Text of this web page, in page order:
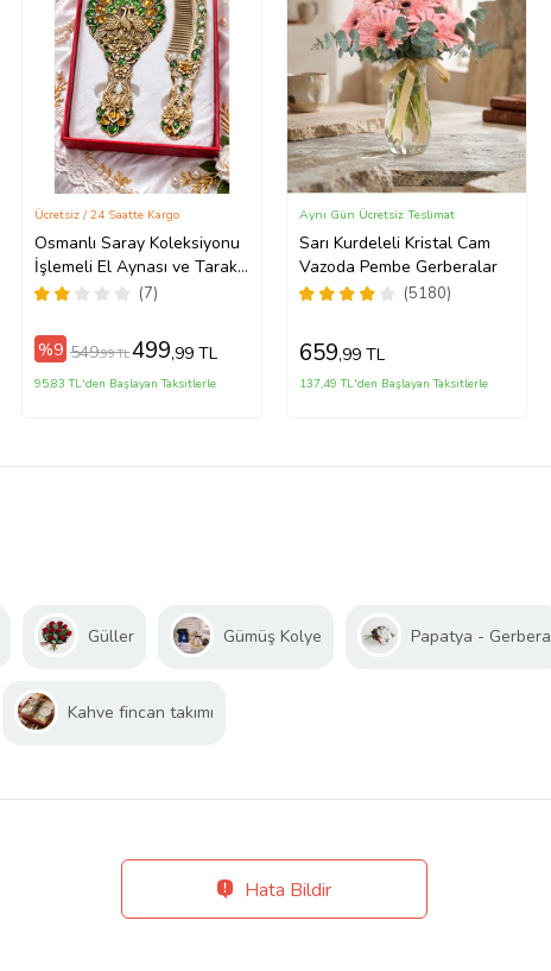
Osmanlı Saray Koleksiyonu
İşlemeli El Aynası ve Tarak
Seti Antik Bakır Taşlı Lüks
Kahverengi)
(7)
Ücretsiz / 24 Saatte Kargo
%9 549,99 TL499,99 TL
95,83 TL'den Başlayan Taksitlerle
Sarı Kurdeleli Kristal Cam
Vazoda Pembe Gerberalar
(5180)
Aynı Gün Ücretsiz Teslimat
659,99 TL
137,49 TL'den Başlayan Taksitlerle
Güller Gümüş Kolye Papatya - Gerbera
Kahve fincan takımı
Hata Bildir